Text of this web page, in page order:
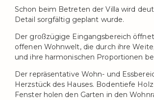
Schon beim Betreten der Villa wird
Detail sorgfältig geplant wurde.
Der großzügige Eingangsbereich
offenen Wohnwelt, die durch ihre
und ihre harmonischen Proportionen
Der repräsentative Wohn- und
Herzstück des Hauses. Bodentiefe
Fenster holen den Garten in den